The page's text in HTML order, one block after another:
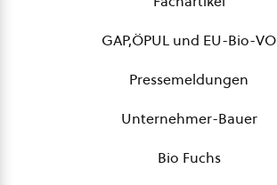
GAP,ÖPUL und EU-Bio-VO
Pressemeldungen
Unternehmer-Bauer
Bio Fuchs